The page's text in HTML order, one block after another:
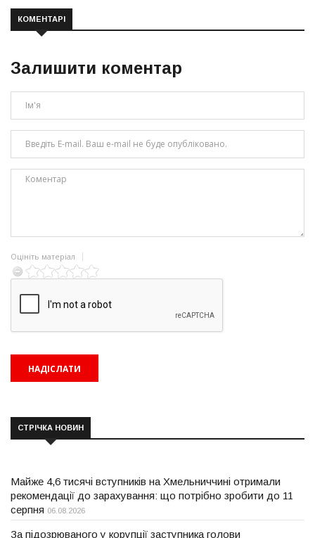
КОМЕНТАРІ
Залишити коментар
Оцініть матеріал
СТРІЧКА НОВИН
Майже 4,6 тисячі вступників на Хмельниччині отримали
рекомендації до зарахування: що потрібно зробити до 11
серпня 06.08.2026
За підозрюваного у корупції заступника голови